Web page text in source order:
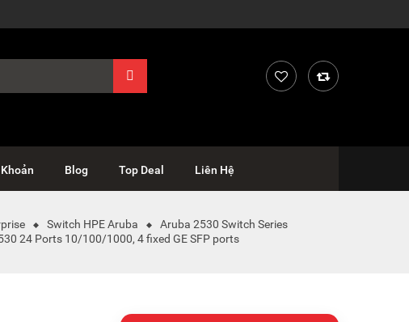
Blog Top Deal Liên Hệ
Switch HPE Aruba
Aruba 2530 Switch Series
24 Ports 10/100/1000, 4 fixed GE SFP ports